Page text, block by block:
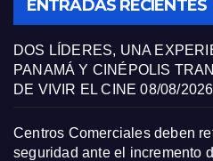
ENTRADAS RECIENTES
DOS LÍDERES, UNA
PANAMÁ Y CINÉPOLIS
DE VIVIR EL CINE 08/08/2026
Centros Comerciales deben
seguridad ante el incremento